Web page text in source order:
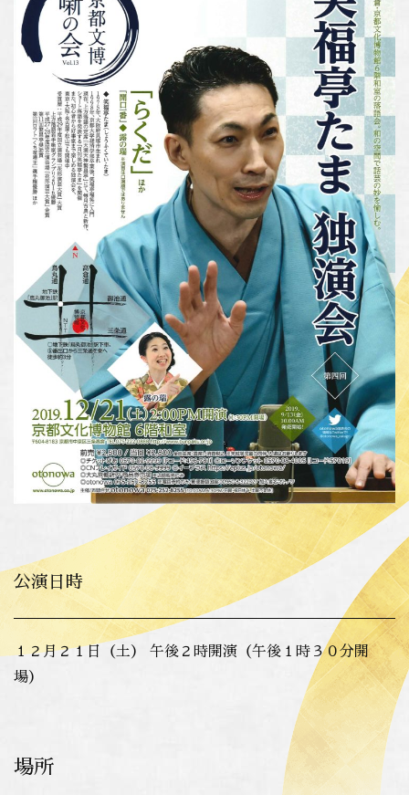
公演日時
１２月２１日（土） 午後２時開演（午後１時３０分開
場）
場所